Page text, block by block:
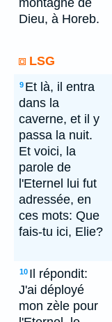
montagne de
Dieu, à Horeb.
LSG
9 Et là, il entra
dans la
caverne, et il y
passa la nuit.
Et voici, la
parole de
l'Eternel lui fut
adressée, en
ces mots: Que
fais-tu ici, Elie?
10 Il répondit:
J'ai déployé
mon zèle pour